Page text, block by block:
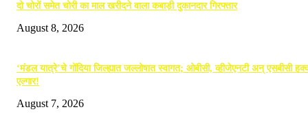
दो चोरों समेत चोरी का माल खरीदने वाला कबाड़ी दुकानदार गिरफ्तार
August 8, 2026
‘मंडल यात्रे’चे गोंदिया जिल्ह्यात जल्लोषात स्वागत; ओबीसी, व्हीजेएनटी अन् एसबीसी
एल्गार!
August 7, 2026